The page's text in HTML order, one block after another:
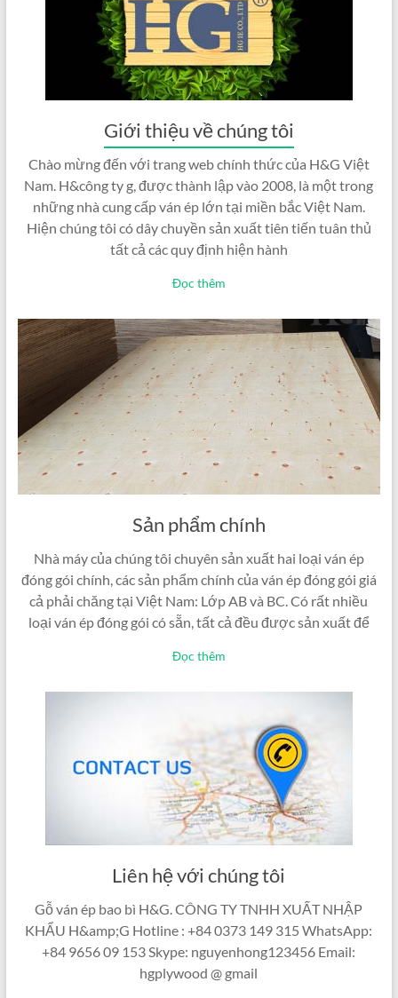
Giới thiệu về chúng tôi
Chào mừng đến với trang web chính thức của H&G Việt
Nam. H&công ty g, được thành lập vào 2008, là một trong
những nhà cung cấp ván ép lớn tại miền bắc Việt Nam.
Hiện chúng tôi có dây chuyền sản xuất tiên tiến tuân thủ
tất cả các quy định hiện hành
Đọc thêm
Sản phẩm chính
Nhà máy của chúng tôi chuyên sản xuất hai loại ván ép
đóng gói chính, các sản phẩm chính của ván ép đóng gói giá
cả phải chăng tại Việt Nam: Lớp AB và BC. Có rất nhiều
loại ván ép đóng gói có sẵn, tất cả đều được sản xuất để
Đọc thêm
Liên hệ với chúng tôi
Gỗ ván ép bao bì H&G. CÔNG TY TNHH XUẤT NHẬP
KHẨU H&amp;G Hotline : +84 0373 149 315 WhatsApp:
+84 9656 09 153 Skype: nguyenhong123456 Email:
hgplywood @ gmail